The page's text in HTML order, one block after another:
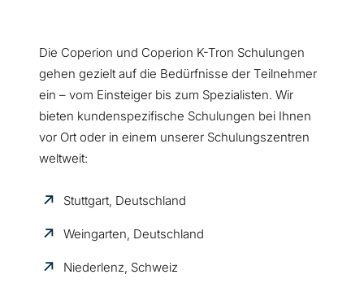
Die Coperion und Coperion K-Tron Schulungen
gehen gezielt auf die Bedürfnisse der Teilnehmer
ein – vom Einsteiger bis zum Spezialisten. Wir
bieten kundenspezifische Schulungen bei Ihnen
vor Ort oder in einem unserer Schulungszentren
weltweit:
Stuttgart, Deutschland
Weingarten, Deutschland
Niederlenz, Schweiz